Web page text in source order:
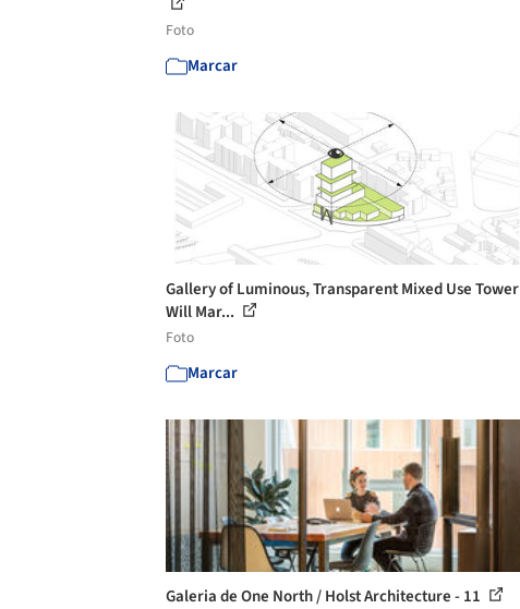
Foto
Marcar
Gallery of Luminous, Transparent Mixed Use Tower
Will Mar...
Foto
Marcar
Galeria de One North / Holst Architecture - 11